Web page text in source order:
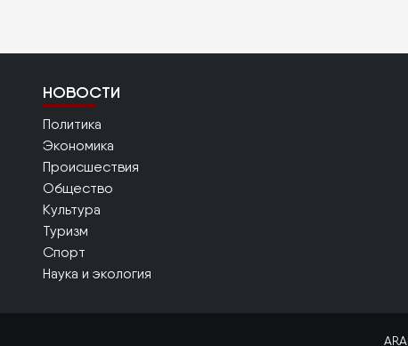
НОВОСТИ
Политика
Экономика
Происшествия
Общество
Культура
Туризм
Спорт
Наука и экология